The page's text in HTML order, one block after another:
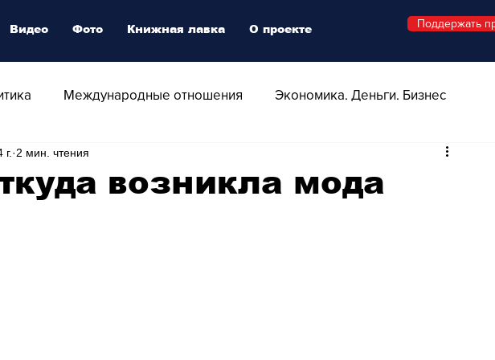
Международные отношения Экономика. Деньги. Бизнес
Наука и Технологии
возникла мода
2 мин. чтения
Видео Фото Книжная лавка О проекте Поддержать